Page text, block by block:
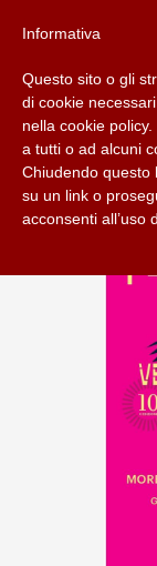
Informativa
Questo sito o gli
di cookie
nella cookie
a tutti o ad alcuni
Chiudendo questo
su un link o
acconsenti all’uso